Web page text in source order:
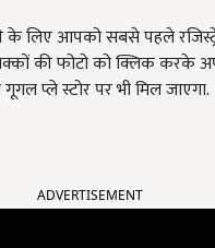
लिए आपको सबसे पहले
की फोटो को क्लिक करके
प्ले स्टोर पर भी मिल जाएगा.